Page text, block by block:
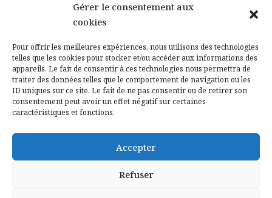
Gérer le consentement aux
cookies
Pour offrir les meilleures expériences, nous utilisons des technologies
telles que les cookies pour stocker et/ou accéder aux informations des
appareils. Le fait de consentir à ces technologies nous permettra de
traiter des données telles que le comportement de navigation ou les
ID uniques sur ce site. Le fait de ne pas consentir ou de retirer son
consentement peut avoir un effet négatif sur certaines
caractéristiques et fonctions.
Accepter
Refuser
Contactez-nous
Mentions légales
Politique de confidentialité